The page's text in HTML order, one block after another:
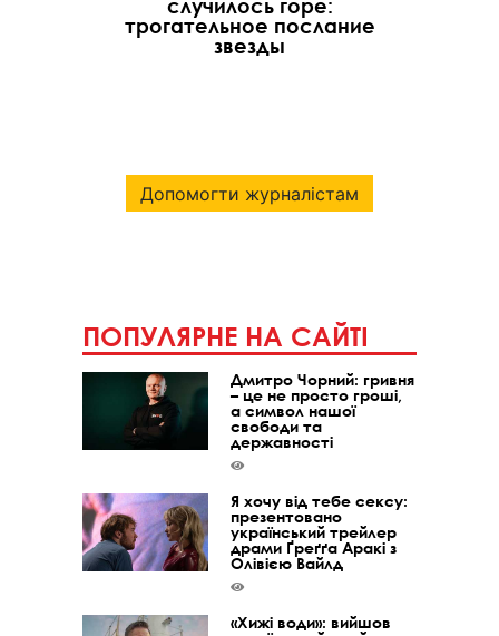
случилось горе:
трогательное послание
звезды
Допомогти журналістам
ПОПУЛЯРНЕ НА САЙТІ
Дмитро Чорний: гривня
– це не просто гроші,
а символ нашої
свободи та
державності
Я хочу від тебе сексу:
презентовано
український трейлер
драми Ґреґґа Аракі з
Олівією Вайлд
«Хижі води»: вийшов